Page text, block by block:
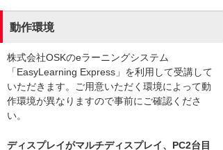
動作環境
株式会社OSKのeラーニングシステム
「EasyLearning Express」を利用して受講して
いただきます。ご用意いただく環境によって動
作環境が異なりますので事前にご確認くださ
い。
ディスプレイがマルチディスプレイ、PC2台目